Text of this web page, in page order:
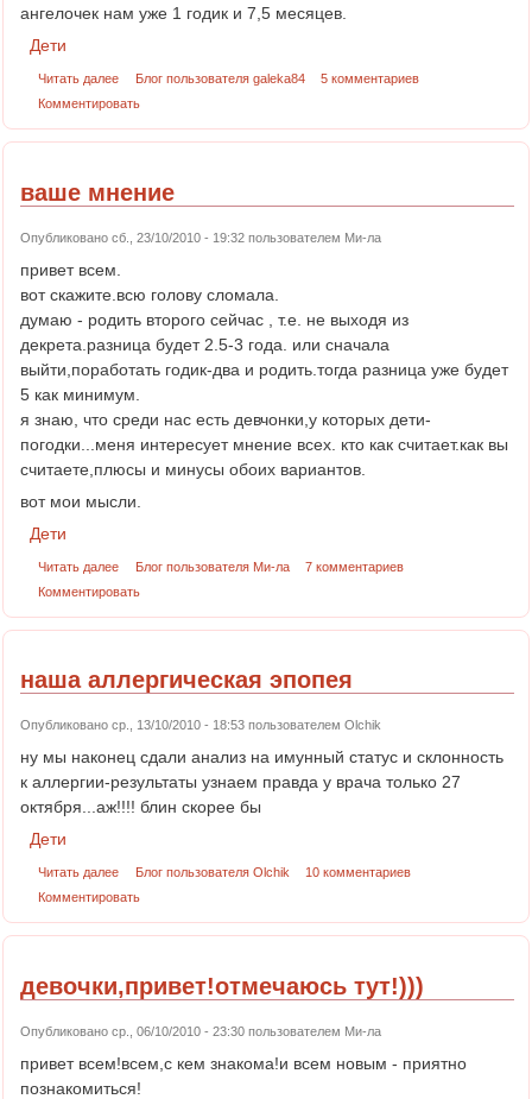
ангелочек нам уже 1 годик и 7,5 месяцев.
Дети
Читать далее Блог пользователя galeka84
5 комментариев
Комментировать
ваше мнение
Опубликовано сб., 23/10/2010 - 19:32 пользователем Ми-ла
привет всем.
вот скажите.всю голову сломала.
думаю - родить второго сейчас , т.е. не выходя из
декрета.разница будет 2.5-3 года. или сначала
выйти,поработать годик-два и родить.тогда разница уже будет
5 как минимум.
я знаю, что среди нас есть девчонки,у которых дети-
погодки...меня интересует мнение всех. кто как считает.как вы
считаете,плюсы и минусы обоих вариантов.
вот мои мысли.
Дети
Читать далее Блог пользователя Ми-ла
7 комментариев
Комментировать
наша аллергическая эпопея
Опубликовано ср., 13/10/2010 - 18:53 пользователем Olchik
ну мы наконец сдали анализ на имунный статус и склонность
к аллергии-результаты узнаем правда у врача только 27
октября...аж!!!! блин скорее бы
Дети
Читать далее Блог пользователя Olchik
10 комментариев
Комментировать
девочки,привет!отмечаюсь тут!)))
Опубликовано ср., 06/10/2010 - 23:30 пользователем Ми-ла
привет всем!всем,с кем знакома!и всем новым - приятно
познакомиться!